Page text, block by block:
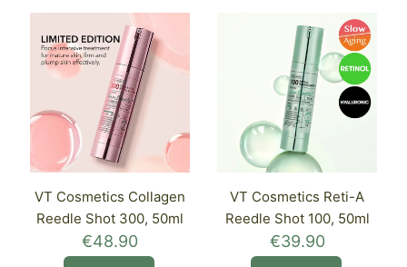
VT Cosmetics Collagen
Reedle Shot 300, 50ml
€48.90
VT Cosmetics Reti-A
Reedle Shot 100, 50ml
€39.90